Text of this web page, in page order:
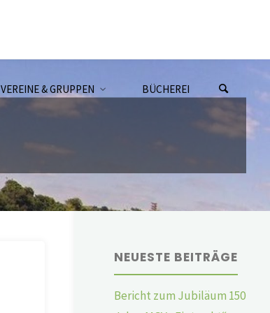
VEREINE & GRUPPEN BÜCHEREI
NEUESTE BEITRÄGE
Bericht zum Jubiläum 150